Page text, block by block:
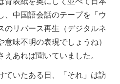
、中国語会話のテープを「ウ
のリバース再生（デジタルネ
味不明の表現でしょうね）
あれば聞いていました。
ていたある日、「それ」は訪